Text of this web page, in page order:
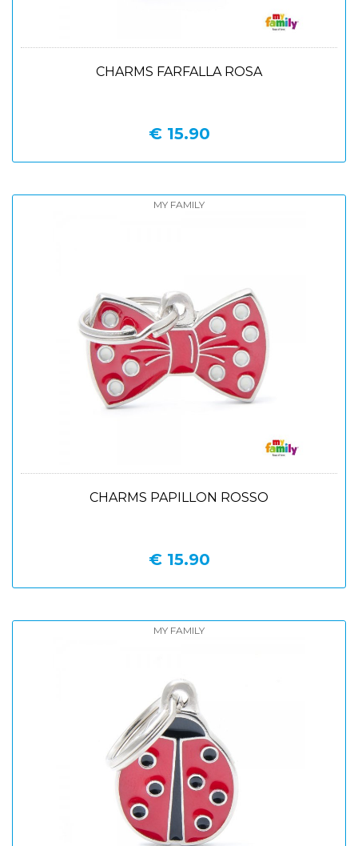
CHARMS FARFALLA ROSA
€ 15.90
MY FAMILY
CHARMS PAPILLON ROSSO
€ 15.90
MY FAMILY